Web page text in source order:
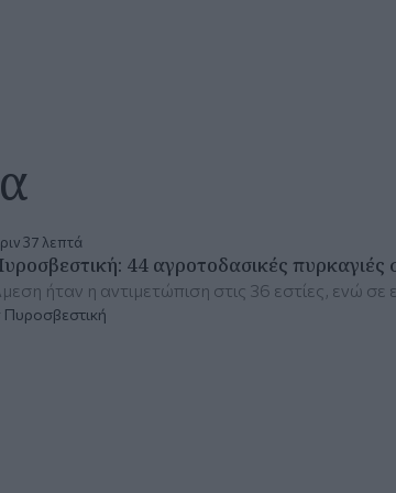
37 λεπτά
44 αγροτοδασικές
ήταν η αντιμετώπιση στις 36 εστίες, ενώ σε
Πυροσβεστική